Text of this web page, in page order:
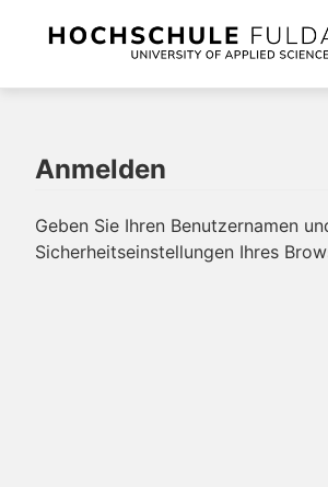
Anmelden
Geben Sie Ihren Benutzernamen
Sicherheitseinstellungen Ihres